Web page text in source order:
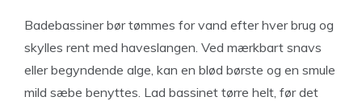
Badebassiner bør tømmes for vand efter hver brug og
skylles rent med haveslangen. Ved mærkbart snavs
eller begyndende alge, kan en blød børste og en smule
mild sæbe benyttes. Lad bassinet tørre helt, før det